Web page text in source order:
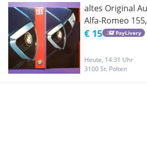
altes Original
Alfa-Romeo
Martini, vom Juli
€ 15 PayLivery
Heute, 14:31 Uhr
3100 St. Pölten